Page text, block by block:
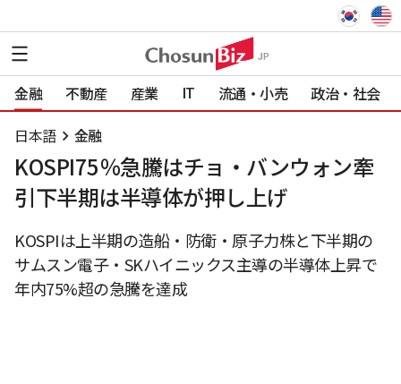
金融 不動産 産業 IT 流通・小売 政治・社会
日本語 金融
KOSPI75％急騰はチョ・バンウォン牽
引下半期は半導体が押し上げ
KOSPIは上半期の造船・防衛・原子力株と下半期の
サムスン電子・SKハイニックス主導の半導体上昇で
年内75%超の急騰を達成